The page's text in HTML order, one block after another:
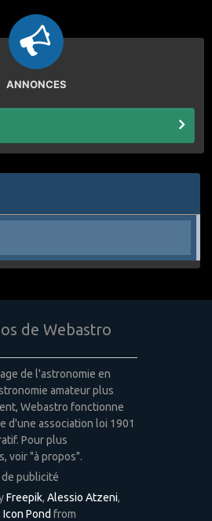
ANNONCES
de Webastro
de l'astronomie en
amateur plus
Webastro fonctionne
d'une association loi 1901
Pour plus
voir "à propos".
publicité
Freepik, Alessio Atzeni,
Icon Pond from